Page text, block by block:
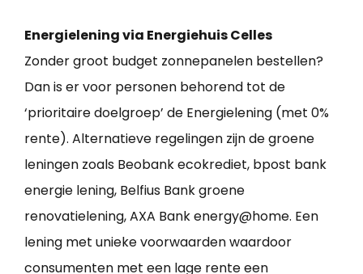
Energielening via Energiehuis Celles
Zonder groot budget zonnepanelen bestellen?
Dan is er voor personen behorend tot de
‘prioritaire doelgroep’ de Energielening (met 0%
rente). Alternatieve regelingen zijn de groene
leningen zoals Beobank ecokrediet, bpost bank
energie lening, Belfius Bank groene
renovatielening, AXA Bank energy@home. Een
lening met unieke voorwaarden waardoor
consumenten met een lage rente een